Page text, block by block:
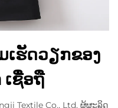
ເຮັດວຽກຂອງ
ເຊື່ອຖື
Textile Co., Ltd, ຜູ້ຜະລິດ